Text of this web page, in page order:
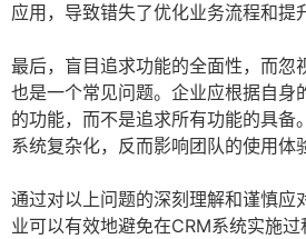
应用，导致错失了优化业务流程和提
最后，盲目追求功能的全面性，而忽
也是一个常见问题。企业应根据自身
的功能，而不是追求所有功能的具备
系统复杂化，反而影响团队的使用体
通过对以上问题的深刻理解和谨慎应
业可以有效地避免在CRM系统实施